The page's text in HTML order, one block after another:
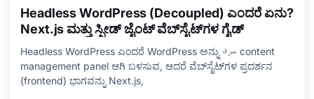
Headless WordPress (Decoupled) ಎಂದರೆ ಏನು?
Next.js ಮತ್ತು ಸ್ಪೀಡ್ ಜೈಂಟ್ ವೆಬ್‌ಸೈಟ್‌ಗಳ ಗೈಡ್
Headless WordPress ಎಂದರೆ WordPress ಅನ್ನು صرف content
management panel ಆಗಿ ಬಳಸುವ, ಆದರೆ ವೆಬ್‌ಸೈಟ್‌ಗಳ ಪ್ರದರ್ಶನ
(frontend) ಭಾಗವನ್ನು Next.js,